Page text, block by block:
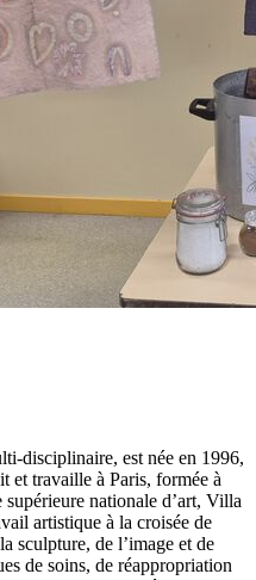
disciplinaire, est née en 1996,
et travaille à Paris, formée à
nationale d’art, Villa
artistique à la croisée de
sculpture, de l’image et de
de soins, de réappropriation